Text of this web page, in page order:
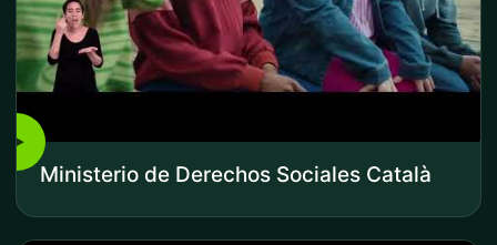
▶
Ministerio de Derechos Sociales Català